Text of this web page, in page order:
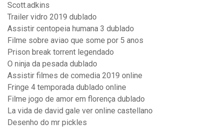
Scott.adkins
Trailer vidro 2019 dublado
Assistir centopeia humana 3 dublado
Filme sobre aviao que some por 5 anos
Prison break torrent legendado
O ninja da pesada dublado
Assistir filmes de comedia 2019 online
Fringe 4 temporada dublado online
Filme jogo de amor em florença dublado
La vida de david gale ver online castellano
Desenho do mr pickles